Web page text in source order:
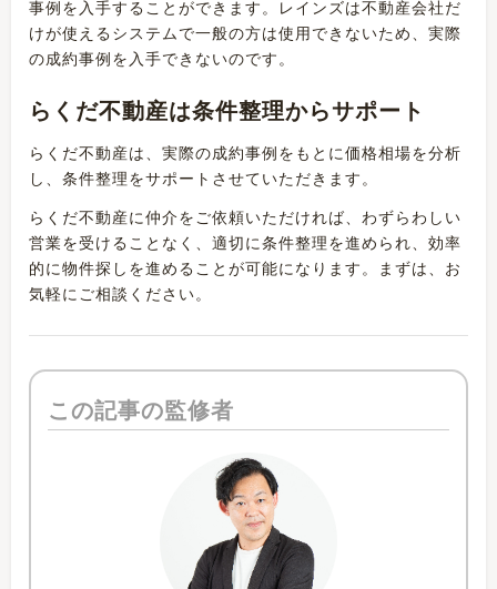
事例を入手することができます。レインズは不動産会社だ
けが使えるシステムで一般の方は使用できないため、実際
の成約事例を入手できないのです。
らくだ不動産は条件整理からサポート
らくだ不動産は、実際の成約事例をもとに価格相場を分析
し、条件整理をサポートさせていただきます。
らくだ不動産に仲介をご依頼いただければ、 わずらわしい
営業を受けることなく、適切に条件整理を進められ、効率
的に物件探しを進めることが可能になります 。まずは、お
気軽にご相談ください。
この記事の監修者